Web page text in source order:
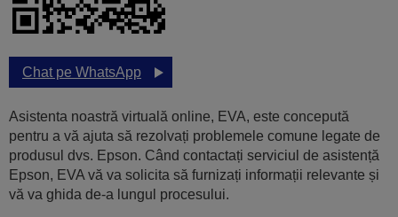
Chat pe WhatsApp
Asistenta noastră virtuală online, EVA, este concepută
pentru a vă ajuta să rezolvați problemele comune legate de
produsul dvs. Epson. Când contactați serviciul de asistență
Epson, EVA vă va solicita să furnizați informații relevante și
vă va ghida de-a lungul procesului.